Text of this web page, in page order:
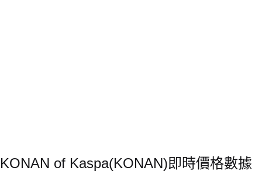
KONAN of Kaspa(KONAN)即時價格數據